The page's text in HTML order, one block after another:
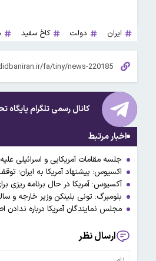
ایران دولت کاخ سفید
کانال رسمی تلگرام
اخبار مرتبط
جلسه مقامات آمریکایی و اسرائیلی علیه
اکسیوس: پیشنهاد آمریکا به ایران؛
آکسیوس: آمریکا در حال برنامه ریزی
بلومبرگ: تونی بلینکن وزیر خارجه و
مجلس نمایندگان آمریکا درباره ندادن
ارسال نظر